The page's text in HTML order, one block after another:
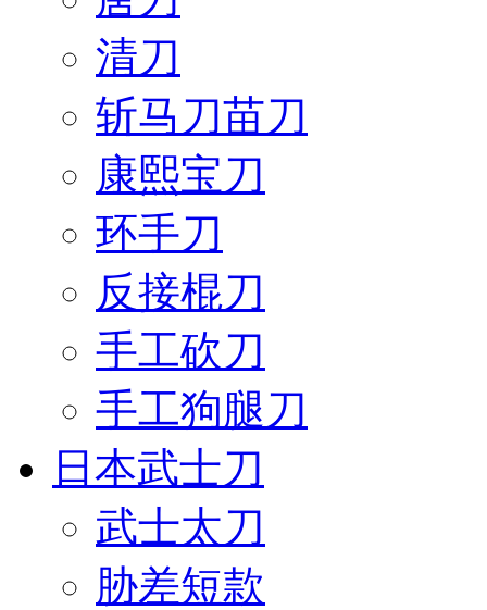
清刀
斩马刀苗刀
康熙宝刀
环手刀
反接棍刀
手工砍刀
手工狗腿刀
日本武士刀
武士太刀
胁差短款